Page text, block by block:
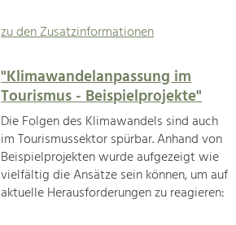
zu den Zusatzinformationen
"Klimawandelanpassung im
Tourismus - Beispielprojekte"
Die Folgen des Klimawandels sind auch
im Tourismussektor spürbar. Anhand von
Beispielprojekten wurde aufgezeigt wie
vielfältig die Ansätze sein können, um auf
aktuelle Herausforderungen zu reagieren: